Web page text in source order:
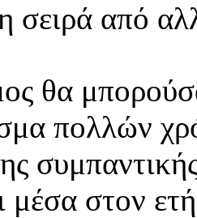
σειρά από
θα
πολλών
μέσα στον